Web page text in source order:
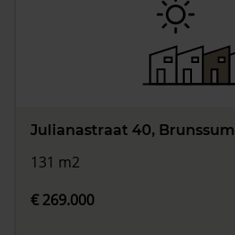
Julianastraat 40, Brunssum
131 m2
€ 269.000